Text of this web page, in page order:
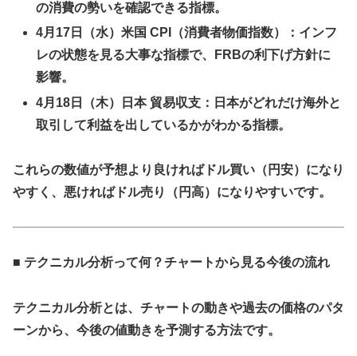
の消費の勢いを確認できる指標。
4月17日（水）米国 CPI（消費者物価指数）：インフ
レの状態を見る大事な指標で、FRBの利下げ方針に
影響。
4月18日（木）日本 貿易収支：日本がどれだけ海外と
取引して利益を出しているかがわかる指標。
これらの数値が予想より良ければドル買い（円安）になり
やすく、悪ければドル売り（円高）になりやすいです。
■ テクニカル分析って何？チャートから見る今後の流れ
テクニカル分析とは、チャートの動きや過去の価格のパタ
ーンから、今後の値動きを予測する方法です。